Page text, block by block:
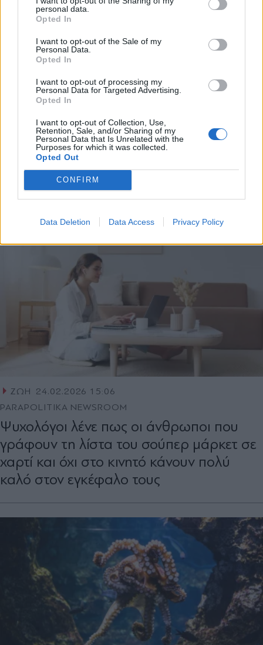
personal data.
Opted In
I want to opt-out of the Sale of my
Personal Data.
Opted In
I want to opt-out of processing my
Personal Data for Targeted Advertising.
Opted In
I want to opt-out of Collection, Use,
Retention, Sale, and/or Sharing of my
Personal Data that Is Unrelated with the
Purposes for which it was collected.
Opted Out
CONFIRM
Data Deletion Data Access Privacy Policy
07.04.2026 22:04
Επιστήμονες ανακάλυψαν τη πρωτεΐνη
που σχετίζεται με τη γήρανση του
εγκεφάλου - Η μείωση της προκάλεσε
ανάκαμψη
ΖΩΗ
24.02.2026 15:06
PARAPOLITIKA NEWSROOM
Ψυχολόγοι λένε πως οι άνθρωποι που
γράφουν τη λίστα του σούπερ μάρκετ σε
χαρτί και όχι στο κινητό κάνουν πολύ
καλό στον εγκέφαλο τους
Αποδέχομαι τους
και την πολιτική απορρήτου
X